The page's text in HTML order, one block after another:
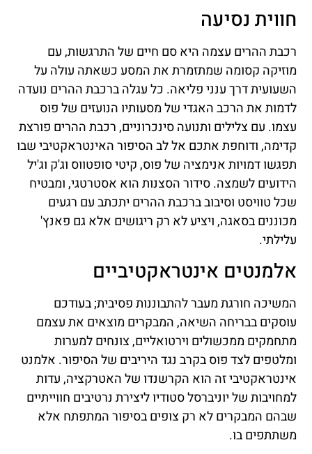
חווית נסיעה
רכבת ההרים עצמה היא סם חיים של התרגשות, עם
מוזיקה קסומה שמתזמרת את המסע כשאתה עולה על
השעועית דרך ענני פליאה. כל עגלה ברכבת ההרים נועדה
לדמות את הרכב האגדי של מסעותיו הנועזים של פוס
עצמו. עם צלילים ותנועה סינכרוניים, רכבת ההרים פורצת
קדימה, ודוחפת אתכם אל לב הסיפור האינטראקטיבי שבו
תפגשו דמויות אנימציה של פוס, קיטי סופטווס וג'ק וג'יל
הידועים לשמצה. סידור הסצנות הוא אסטרטגי, ומבטיח
שכל טוויסט וסיבוב ברכבת ההרים יתכתב עם רגעים
מכוננים בסאגה, ויציע לא רק ריגושים אלא גם פאנץ'
עלילתי.
אלמנטים אינטראקטיביים
המשיכה חורגת מעבר להתבוננות פסיבית; בעודכם
עוסקים בבריחה השיאה, המבקרים מוצאים את עצמם
מתחמקים ממכשולים וירטואליים, צונחים למערות
ומלטפים לצד פוס בקרב נגד היריבים של הסיפור. אלמנט
אינטראקטיבי זה הוא הקרשנדו של האטרקציה, עדות
למחויבות של יוניברסל סטודיו ליצירת נרטיבים חווייתיים
שבהם המבקרים לא רק צופים בסיפור המתפתח אלא
משתתפים בו.